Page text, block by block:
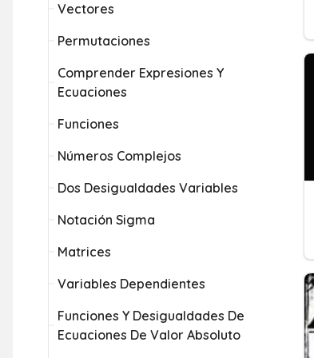
Vectores
Permutaciones
Comprender Expresiones Y
Ecuaciones
Funciones
Números Complejos
Dos Desigualdades Variables
Notación Sigma
Matrices
Variables Dependientes
Funciones Y Desigualdades De
Ecuaciones De Valor Absoluto